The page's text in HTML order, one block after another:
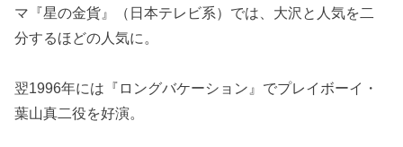
マ『星の金貨』（日本テレビ系）では、大沢と人気を二
分するほどの人気に。
翌1996年には『ロングバケーション』でプレイボーイ・
葉山真二役を好演。